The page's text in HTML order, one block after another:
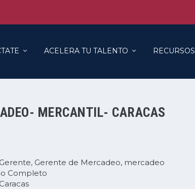
ACELERA TU TALENTO RECURSOS
MERCANTIL- CARACAS
Gerente Gerente de Mercadeo mercadeo
Completo
Caracas